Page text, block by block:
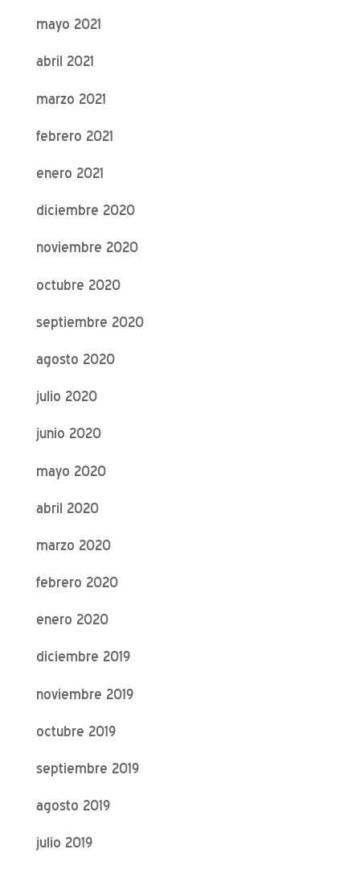
mayo 2021
abril 2021
marzo 2021
febrero 2021
enero 2021
diciembre 2020
noviembre 2020
octubre 2020
septiembre 2020
agosto 2020
julio 2020
junio 2020
mayo 2020
abril 2020
marzo 2020
febrero 2020
enero 2020
diciembre 2019
noviembre 2019
octubre 2019
septiembre 2019
agosto 2019
julio 2019